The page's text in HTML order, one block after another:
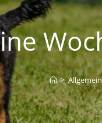
> Allgemein